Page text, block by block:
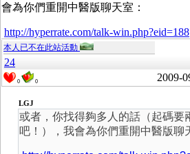
會為你們重開中醫版聊天室：
http://hyperrate.com/talk-win.php?eid=188
本人已不在此站活動
24
0 0 2009-
LGJ
或者，你找得夠多人的話（起碼要
吧！），我會為你們重開中醫版聊